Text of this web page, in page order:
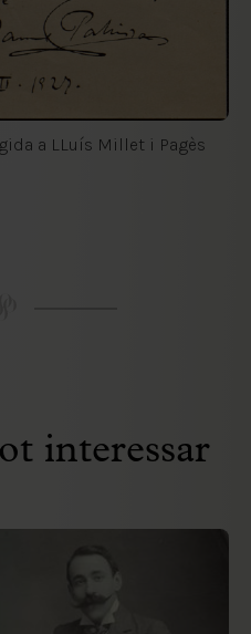
a LLuís Millet i Pagès
interessar